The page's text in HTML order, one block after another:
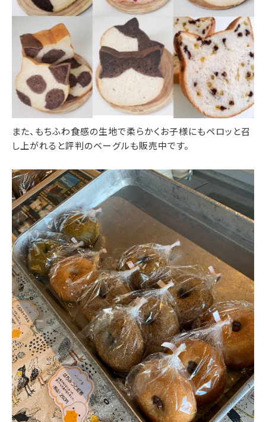
また、もちふわ食感の生地で柔らかくお子様にもペロッと召
し上がれると評判のベーグルも販売中です。